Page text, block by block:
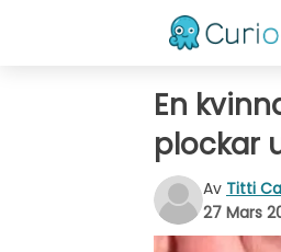
En
plockar
Av Titti
27 Mars